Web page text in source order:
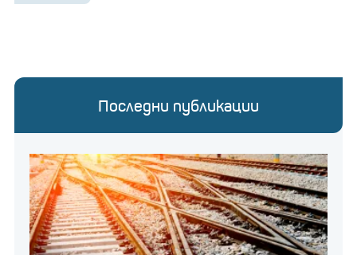
Последни публикации